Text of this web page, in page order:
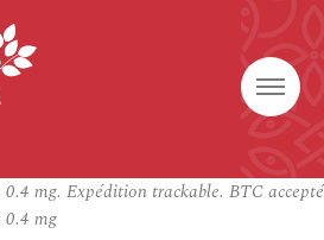
mg. Expédition trackable. BTC accepté
mg